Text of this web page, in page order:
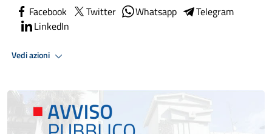
Facebook Twitter Whatsapp
Telegram
LinkedIn
Vedi azioni